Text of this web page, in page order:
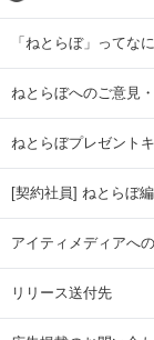
「ねとらぼ」ってな
ねとらぼへのご意見
ねとらぼプレゼント
[契約社員] ねとらぼ
アイティメディアへ
リリース送付先